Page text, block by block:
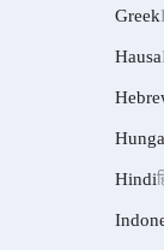
Greek
Hausa
Hindi